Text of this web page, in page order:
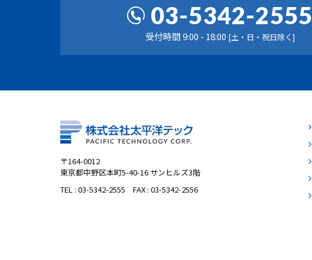
03-5342-2555
受付時間 9:00 - 18:00 [土・日・祝日除く]
〒164-0012
東京都中野区本町5-40-16 サンヒルズ3階
TEL : 03-5342-2555 FAX : 03-5342-2556